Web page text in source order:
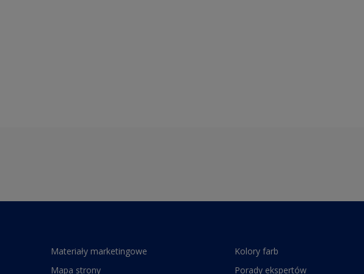
Materiały marketingowe
Mapa strony
Kolory farb
Porady ekspertów